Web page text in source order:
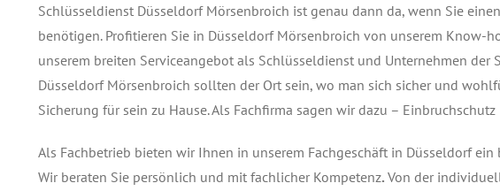
Schlüsseldienst Düsseldorf Mörsenbroich ist genau dann da, wenn Sie
benötigen. Profitieren Sie in Düsseldorf Mörsenbroich von unserem Know-
unserem breiten Serviceangebot als Schlüsseldienst und Unternehmen der
Düsseldorf Mörsenbroich sollten der Ort sein, wo man sich sicher und
Sicherung für sein zu Hause. Als Fachfirma sagen wir dazu –
Als Fachbetrieb bieten wir Ihnen in unserem Fachgeschäft in Düsseldorf
Wir beraten Sie persönlich und mit fachlicher Kompetenz. Von der